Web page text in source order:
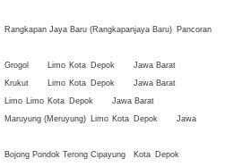
Rangkapan Jaya Baru (Rangkapanjaya Baru) Pancoran
Grogol Limo Kota Depok
Jawa Barat
Krukut Limo Kota Depok
Jawa Barat
Limo Limo Kota Depok
Jawa Barat
Maruyung (Meruyung) Limo Kota Depok
Jawa
Bojong Pondok Terong Cipayung Kota Depok